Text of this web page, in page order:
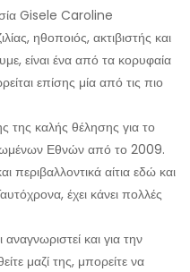
Gisele Caroline
ηθοποιός, ακτιβιστής και
είναι ένα από τα κορυφαία
επίσης μία από τις πιο
της καλής θέλησης για το
Εθνών από το 2009.
περιβαλλοντικά αίτια εδώ και
έχει κάνει πολλές
και για την
μαζί της, μπορείτε να